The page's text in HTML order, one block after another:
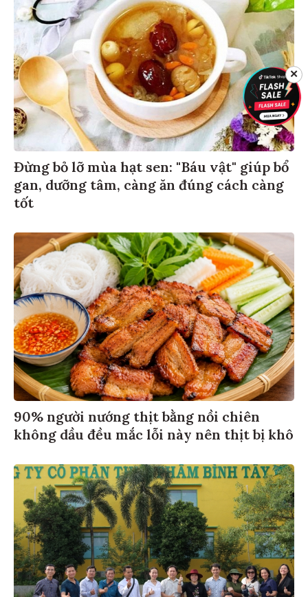
Đừng bỏ lỡ mùa hạt sen: "Báu vật" giúp bổ
gan, dưỡng tâm, càng ăn đúng cách càng
tốt
90% người nướng thịt bằng nồi chiên
không dầu đều mắc lỗi này nên thịt bị khô
✕